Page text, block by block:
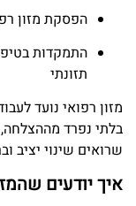
הפסקת מזון
התמקדות
תזונתי
מזון רפואי נועד
בלתי נפרד
שרואים שינוי יציב
איך יודעים